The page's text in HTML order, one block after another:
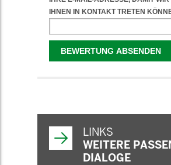
LINKS
WEITERE
DIALOGE